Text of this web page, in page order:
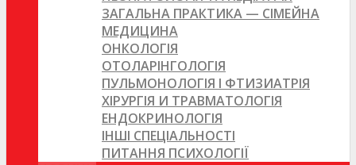
ЗАГАЛЬНА ПРАКТИКА — СІМЕЙНА
МЕДИЦИНА
ОНКОЛОГІЯ
ОТОЛАРІНГОЛОГІЯ
ПУЛЬМОНОЛОГІЯ І ФТИЗИАТРІЯ
ХІРУРГІЯ И ТРАВМАТОЛОГІЯ
ЕНДОКРИНОЛОГІЯ
ІНШІ СПЕЦІАЛЬНОСТІ
ПИТАННЯ ПСИХОЛОГІЇ